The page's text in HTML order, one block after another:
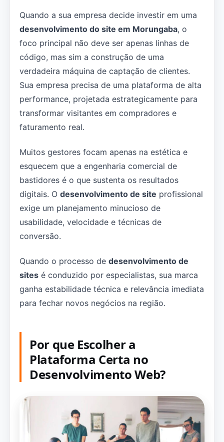
Quando a sua empresa decide investir em uma
desenvolvimento do site em Morungaba, o
foco principal não deve ser apenas linhas de
código, mas sim a construção de uma
verdadeira máquina de captação de clientes.
Sua empresa precisa de uma plataforma de alta
performance, projetada estrategicamente para
transformar visitantes em compradores e
faturamento real.
Muitos gestores focam apenas na estética e
esquecem que a engenharia comercial de
bastidores é o que sustenta os resultados
digitais. O desenvolvimento de site profissional
exige um planejamento minucioso de
usabilidade, velocidade e técnicas de
conversão.
Quando o processo de desenvolvimento de
sites é conduzido por especialistas, sua marca
ganha estabilidade técnica e relevância imediata
para fechar novos negócios na região.
Por que Escolher a
Plataforma Certa no
Desenvolvimento Web?